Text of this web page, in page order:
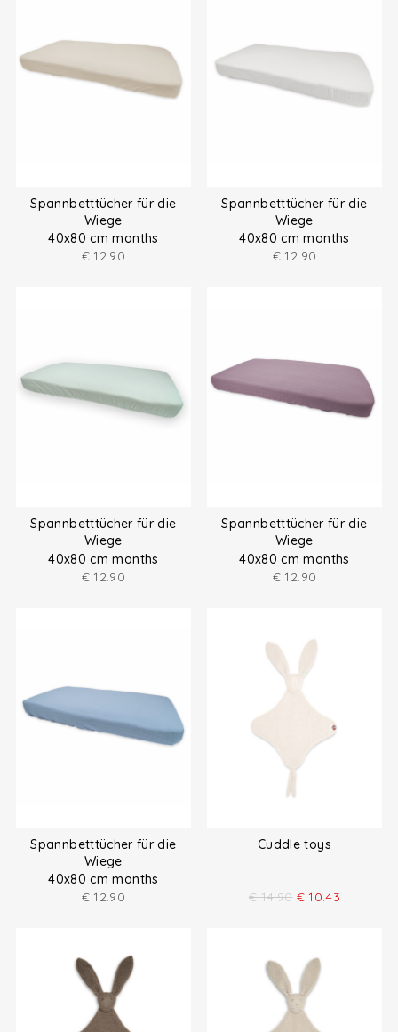
Spannbetttücher für die
Wiege
40x80 cm months
€ 12.90
Spannbetttücher für die
Wiege
40x80 cm months
€ 12.90
Spannbetttücher für die
Wiege
40x80 cm months
€ 12.90
Spannbetttücher für die
Wiege
40x80 cm months
€ 12.90
Spannbetttücher für die
Wiege
40x80 cm months
€ 12.90
Cuddle toys
€ 14.90 € 10.43